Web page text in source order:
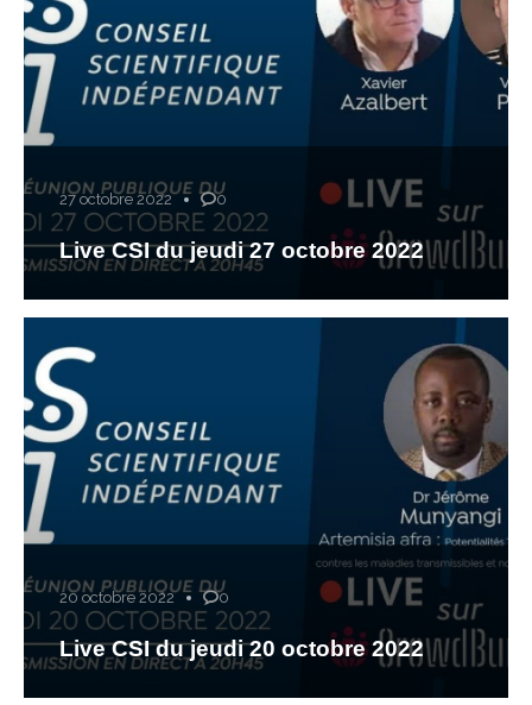
27 octobre 2022 0
Live CSI du jeudi 27 octobre 2022
20 octobre 2022 0
Live CSI du jeudi 20 octobre 2022